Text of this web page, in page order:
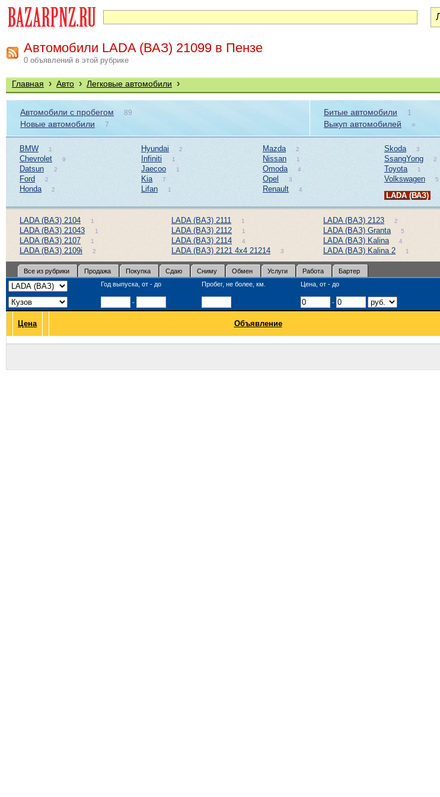
Автомобили LADA (ВАЗ) 21099 в Пензе
0 объявлений в этой рубрике
Главная › Авто › Легковые автомобили ›
Автомобили с пробегом 89
Новые автомобили 7
Битые автомобили 1
Выкуп автомобилей »
BMW 1
Chevrolet 9
Datsun 2
Ford 2
Honda 2
Hyundai 2
Infiniti 1
Jaecoo 1
Kia 7
Lifan 1
Mazda 2
Nissan 1
Omoda 4
Opel 3
Renault 4
Skoda 3
SsangYong 2
Toyota 1
Volkswagen 5
LADA (ВАЗ)
LADA (ВАЗ) 2104 1
LADA (ВАЗ) 21043 1
LADA (ВАЗ) 2107 1
LADA (ВАЗ) 2109i 2
LADA (ВАЗ) 2111 1
LADA (ВАЗ) 2112 1
LADA (ВАЗ) 2114 4
LADA (ВАЗ) 2121 4x4 21214 3
LADA (ВАЗ) 2123 2
LADA (ВАЗ) Granta 5
LADA (ВАЗ) Kalina 4
LADA (ВАЗ) Kalina 2 1
Все из рубрики Продажа Покупка Сдаю Сниму Обмен Услуги Работа
Бартер
Год выпуска, от - до
Пробег, не более, км. Цена, от - до
- -
Цена Объявление